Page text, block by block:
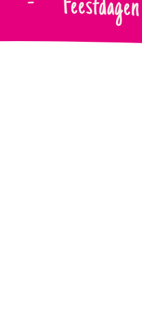
- Feestdagen